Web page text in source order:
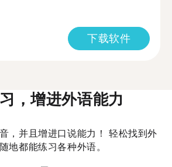
下载软件
，增进外语能力
，并且增进口说能力！ 轻松找到外
地都能练习各种外语。